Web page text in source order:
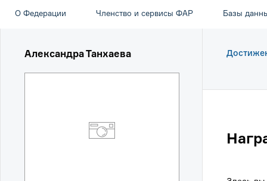
О Федерации Членство и сервисы ФАР Базы
Александра Танхаева